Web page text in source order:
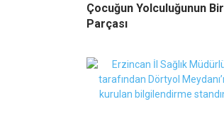
Çocuğun Yolculuğunun Bir
Parçası